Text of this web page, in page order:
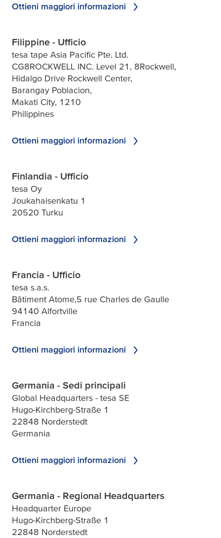
Ottieni maggiori informazioni
Filippine - Ufficio
tesa tape Asia Pacific Pte. Ltd.
CG8ROCKWELL INC. Level 21, 8Rockwell,
Hidalgo Drive Rockwell Center,
Barangay Poblacion,
Makati City, 1210
Philippines
Ottieni maggiori informazioni
Finlandia - Ufficio
tesa Oy
Joukahaisenkatu 1
20520 Turku
Ottieni maggiori informazioni
Francia - Ufficio
tesa s.a.s.
Bâtiment Atome,5 rue Charles de Gaulle
94140 Alfortville
Francia
Ottieni maggiori informazioni
Germania - Sedi principali
Global Headquarters - tesa SE
Hugo-Kirchberg-Straße 1
22848 Norderstedt
Germania
Ottieni maggiori informazioni
Germania - Regional Headquarters
Headquarter Europe
Hugo-Kirchberg-Straße 1
22848 Norderstedt